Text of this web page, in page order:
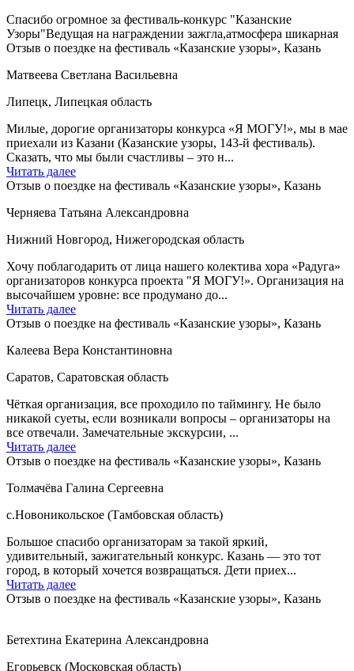
Спасибо огромное за фестиваль-конкурс "Казанские
Узоры"Ведущая на награждении зажгла,атмосфера шикарная
Отзыв о поездке на фестиваль «Казанские узоры», Казань
Матвеева Светлана Васильевна
Липецк, Липецкая область
Милые, дорогие организаторы конкурса «Я МОГУ!», мы в мае
приехали из Казани (Казанские узоры, 143-й фестиваль).
Сказать, что мы были счастливы – это н...
Читать далее
Отзыв о поездке на фестиваль «Казанские узоры», Казань
Черняева Татьяна Александровна
Нижний Новгород, Нижегородская область
Хочу поблагодарить от лица нашего колектива хора «Радуга»
организаторов конкурса проекта "Я МОГУ!». Организация на
высочайшем уровне: все продумано до...
Читать далее
Отзыв о поездке на фестиваль «Казанские узоры», Казань
Калеева Вера Константиновна
Саратов, Саратовская область
Чёткая организация, все проходило по таймингу. Не было
никакой суеты, если возникали вопросы – организаторы на
все отвечали. Замечательные экскурсии, ...
Читать далее
Отзыв о поездке на фестиваль «Казанские узоры», Казань
Толмачёва Галина Сергеевна
с.Новоникольское (Тамбовская область)
Большое спасибо организаторам за такой яркий,
удивительный, зажигательный конкурс. Казань — это тот
город, в который хочется возвращаться. Дети приех...
Читать далее
Отзыв о поездке на фестиваль «Казанские узоры», Казань
Бетехтина Екатерина Александровна
Егорьевск (Московская область)